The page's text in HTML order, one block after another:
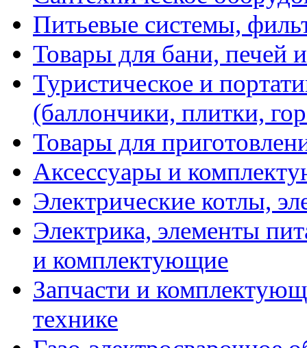
Питьевые системы,
Товары для бани, печей
Туристическое и
(баллончики, плитки,
Товары для
Аксессуары и
Электрические котлы,
Электрика, элементы
и комплектующие
Запчасти и
технике